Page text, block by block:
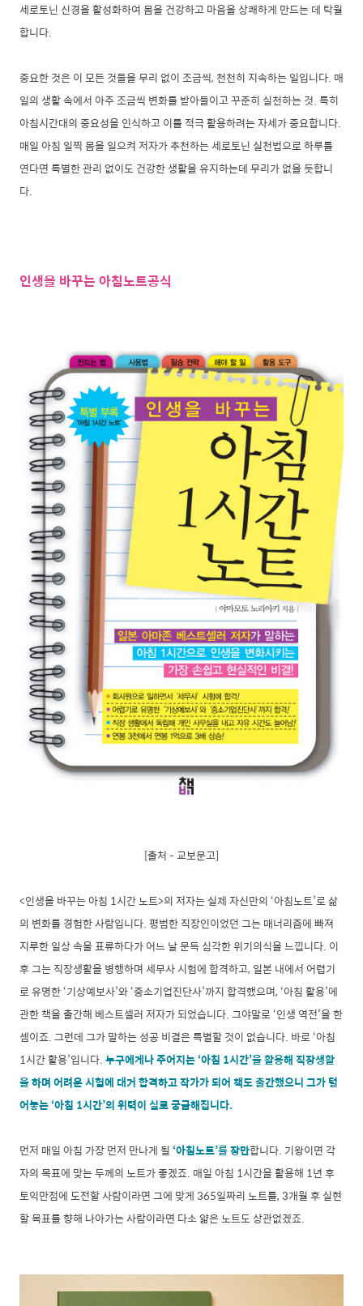
세로토닌 신경을 활성화하여 몸을 건강하고 마음을 상쾌하게 만드는 데 탁월
합니다.
중요한 것은 이 모든 것들을 무리 없이 조금씩, 천천히 지속하는 일입니다. 매
일의 생활 속에서 아주 조금씩 변화를 받아들이고 꾸준히 실천하는 것. 특히
아침시간대의 중요성을 인식하고 이를 적극 활용하려는 자세가 중요합니다.
매일 아침 일찍 몸을 일으켜 저자가 추천하는 세로토닌 실천법으로 하루를
연다면 특별한 관리 없이도 건강한 생활을 유지하는데 무리가 없을 듯합니
다.
인생을 바꾸는 아침노트공식
[출처 - 교보문고]
<인생을 바꾸는 아침 1시간 노트>의 저자는 실제 자신만의 ‘아침노트’로 삶
의 변화를 경험한 사람입니다. 평범한 직장인이었던 그는 매너리즘에 빠져
지루한 일상 속을 표류하다가 어느 날 문득 심각한 위기의식을 느낍니다. 이
후 그는 직장생활을 병행하며 세무사 시험에 합격하고, 일본 내에서 어렵기
로 유명한 ‘기상예보사’와 ‘중소기업진단사’까지 합격했으며, ‘아침 활용’에
관한 책을 출간해 베스트셀러 저자가 되었습니다. 그야말로 ‘인생 역전’을 한
셈이죠. 그런데 그가 말하는 성공 비결은 특별할 것이 없습니다. 바로 ‘아침
1시간 활용’입니다.누구에게나 주어지는 ‘아침 1시간’을 활용해 직장생활
을 하며 어려운 시험에 대거 합격하고 작가가 되어 책도 출간했으니 그가 털
어놓는 ‘아침 1시간’의 위력이 실로 궁금해집니다.
먼저 매일 아침 가장 먼저 만나게 될‘아침노트’를 장만합니다. 기왕이면 각
자의 목표에 맞는 두께의 노트가 좋겠죠. 매일 아침 1시간을 활용해 1년 후
토익만점에 도전할 사람이라면 그에 맞게 365일짜리 노트를, 3개월 후 실현
할 목표를 향해 나아가는 사람이라면 다소 얇은 노트도 상관없겠죠.